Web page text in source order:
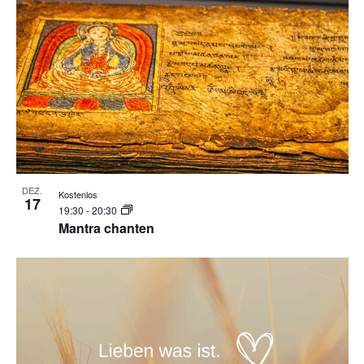
DEZ.
17
Mantra chanten
19:30 -20:30
Kostenlos